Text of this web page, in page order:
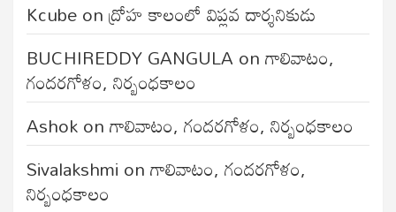
Kcubeonద్రోహ కాలంలో విప్లవ దార్శనికుడు
BUCHIREDDY GANGULA onగాలివాటం,
గందరగోళం, నిర్బంధకాలం
Ashokonగాలివాటం, గందరగోళం, నిర్బంధకాలం
Sivalakshmi onగాలివాటం, గందరగోళం,
నిర్బంధకాలం